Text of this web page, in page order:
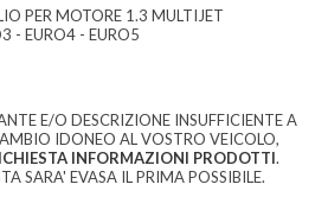
PER MOTORE 1.3 MULTIJET
- EURO4 - EURO5
E/O DESCRIZIONE INSUFFICIENTE A
IDONEO AL VOSTRO VEICOLO,
INFORMAZIONI PRODOTTI.
SARA' EVASA IL PRIMA POSSIBILE.